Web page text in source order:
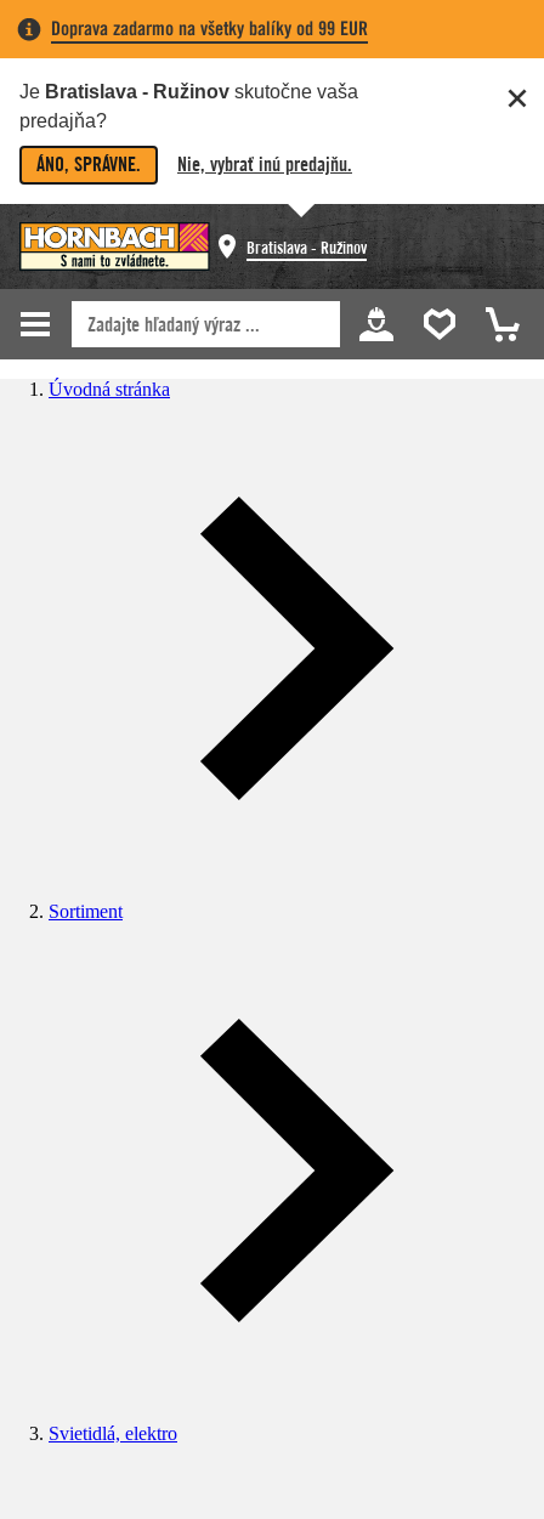
Doprava zadarmo na všetky balíky od 99 EUR
Je Bratislava - Ružinov skutočne vaša
predajňa?
ÁNO, SPRÁVNE. Nie, vybrať inú predajňu.
Bratislava - Ružinov
Úvodná stránka
Sortiment
Svietidlá, elektro